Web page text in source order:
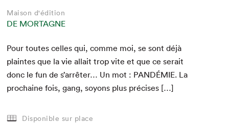
Maison d'édition
DE MORTAGNE
Pour toutes celles qui, comme moi, se sont déjà
plaintes que la vie allait trop vite et que ce serait
donc le fun de s’arrêter… Un mot : PANDÉMIE. La
prochaine fois, gang, soyons plus précises […]
Disponible sur place